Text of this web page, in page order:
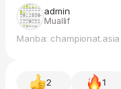
admin
Muallif
Manba: championat.asia
2 1